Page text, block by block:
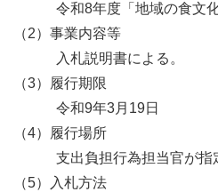
令和8年度「地域の食文
（2）事業内容等
入札説明書による。
（3）履行期限
令和9年3月19日
（4）履行場所
支出負担行為担当官が指
（5）入札方法